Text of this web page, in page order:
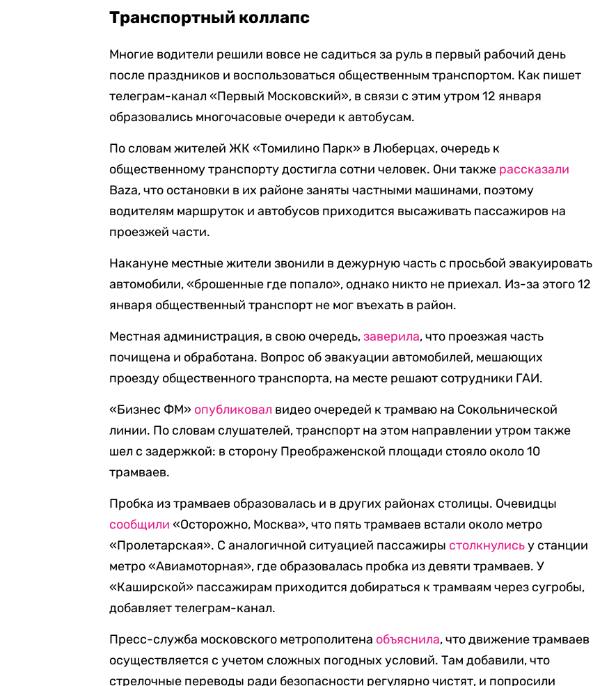
Транспортный коллапс
Многие водители решили вовсе не садиться за руль в первый рабочий день
после праздников и воспользоваться общественным транспортом. Как пишет
телеграм-канал «Первый Московский», в связи с этим утром 12 января
образовались многочасовые очереди к автобусам.
По словам жителей ЖК «Томилино Парк» в Люберцах, очередь к
общественному транспорту достигла сотни человек. Они также рассказали
Baza, что остановки в их районе заняты частными машинами, поэтому
водителям маршруток и автобусов приходится высаживать пассажиров на
проезжей части.
Накануне местные жители звонили в дежурную часть с просьбой эвакуировать
автомобили, «брошенные где попало», однако никто не приехал. Из-за этого 12
января общественный транспорт не мог въехать в район.
Местная администрация, в свою очередь,заверила, что проезжая часть
почищена и обработана. Вопрос об эвакуации автомобилей, мешающих
проезду общественного транспорта, на месте решают сотрудники ГАИ.
«Бизнес ФМ» опубликовал видео очередей к трамваю на Сокольнической
линии. По словам слушателей, транспорт на этом направлении утром также
шел с задержкой: в сторону Преображенской площади стояло около 10
трамваев.
Пробка из трамваев образовалась и в других районах столицы. Очевидцы
сообщили «Осторожно, Москва», что пять трамваев встали около метро
«Пролетарская». С аналогичной ситуацией пассажиры столкнулисьу станции
метро «Авиамоторная», где образовалась пробка из девяти трамваев. У
«Каширской» пассажирам приходится добираться к трамваям через сугробы,
добавляет телеграм-канал.
Пресс-служба московского метрополитена объяснила, что движение трамваев
осуществляется с учетом сложных погодных условий. Там добавили, что
стрелочные переводы ради безопасности регулярно чистят, и попросили